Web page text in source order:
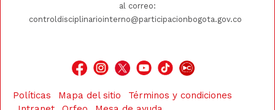
al correo:
controldisciplinariointerno@participacionbogota.gov.co
Políticas Mapa del sitio
Términos y condiciones